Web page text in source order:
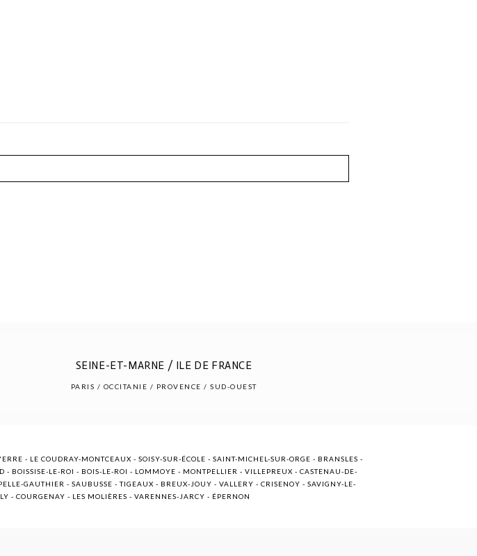
SEINE-ET-MARNE / ILE DE FRANCE
PARIS / OCCITANIE / PROVENCE / SUD-OUEST
- LE COUDRAY-MONTCEAUX - SOISY-SUR-ÉCOLE - SAINT-MICHEL-SUR-ORGE - BRANSLES -
BOISSISE-LE-ROI - BOIS-LE-ROI - LOMMOYE - MONTPELLIER - VILLEPREUX - CASTENAU-DE-
GAUTHIER - SAUBUSSE - TIGEAUX - BREUX-JOUY - VALLERY - CRISENOY - SAVIGNY-LE-
- COURGENAY - LES MOLIÈRES - VARENNES-JARCY - ÉPERNON